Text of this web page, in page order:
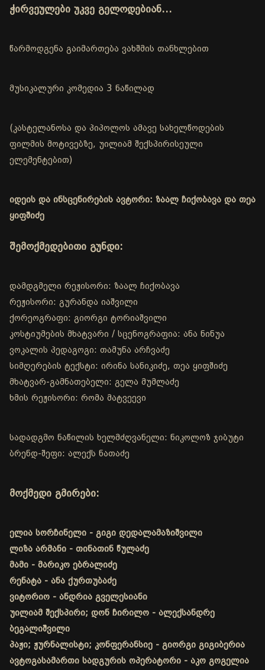
ჭირვეულები უკვე გელოდებიან…
წარმოდგენა გაიმართება ვახშმის თანხლებით
მუსიკალური კომედია 3 ნაწილად
(კასტელანოსა და პიპოლოს ამავე სახელწოდების
ფილმის მოტივებზე, უილიამ შექსპირისეული
ელემენტებით)
იდეის და ინსცენირების ავტორი: ზაალ ჩიქობავა და თეა
ყიფშიძე
შემოქმედებითი გუნდი:
დამდგმელი რეჟისორი: ზაალ ჩიქობავა
რეჟისორი: გურანდა იაშვილი
ქორეოგრაფი: გიორგი ტორიაშვილი
კოსტიუმების მხატვარი / სცენოგრაფია: ანა ნინუა
ვოკალის პედაგოგი: თამუნა არჩვაძე
სიმღერების ტექსტი: ირინა სანიკიძე, თეა ყიფშიძე
მხატვარ-გამნათებელი: გელა მუმლაძე
ხმის რეჟისორი: რომა მატვეევი
სადადგმო ნაწილის ხელმძღვანელი: ნიკოლოზ ჯიბუტი
ბრენდ-შეფი: ალექს ნათაძე
მოქმედი გმირები:
ელია სორჩინელი - გიგი დედალამაზიშვილი
ლიზა არმანი - თინათინ წულაძე
მამი - მარიკო ებრალიძე
რენატა - ანა ქურთუბაძე
ვიტორიო - ანდრია გველესიანი
უილიამ შექსპირი; დონ ჩირილო - ალექსანდრე
ბეგალიშვილი
პაჟი; ჟურნალისტი; კონფერანსიე - გიორგი გიგიბერია
ავტოგასამართი სადგურის ოპერატორი - აკო გოგელია